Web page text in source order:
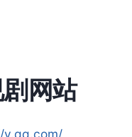
网站
v.qq.com/